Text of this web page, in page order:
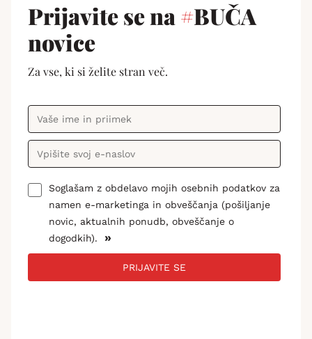
Prijavite se na#BUČA
novice
Za vse, ki si želite stran več.
Soglašam z obdelavo mojih osebnih podatkov za
namen e-marketinga in obveščanja (pošiljanje
novic, aktualnih ponudb, obveščanje o
dogodkih).
»
PRIJAVITE SE